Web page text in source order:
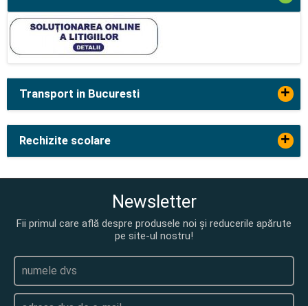
Transport in Bucuresti +
Rechizite scolare +
Newsletter
Fii primul care află despre produsele noi și reducerile apărute
pe site-ul nostru!